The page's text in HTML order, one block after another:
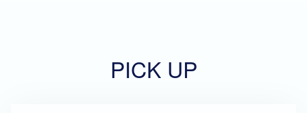
PICK UP